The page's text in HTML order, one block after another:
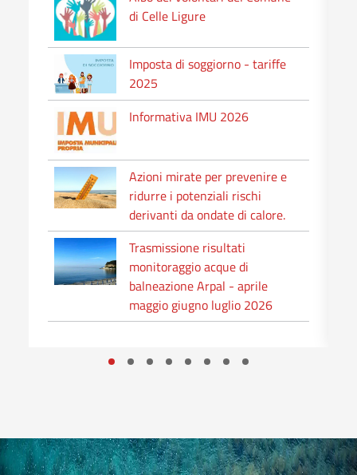
di Celle Ligure
Imposta di soggiorno - tariffe
2025
Informativa IMU 2026
Azioni mirate per prevenire e
ridurre i potenziali rischi
derivanti da ondate di calore.
Trasmissione risultati
monitoraggio acque di
balneazione Arpal - aprile
maggio giugno luglio 2026